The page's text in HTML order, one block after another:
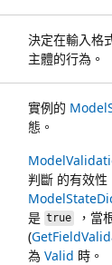
決定在輸入格
主體的行為。
實例的
態。
判斷 的有效性
是 true，當
(
為 Valid 時。